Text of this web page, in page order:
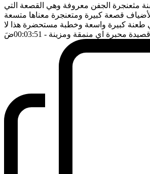
مثعنجرة الجفن معروفة وهي القصعة التي
قصعة كبيرة ومتعنجرة معناها متسعة
طعنة كبيرة واسعة وخطبة مستحضرة هذا لا
محبرة اي منمقة ومزينة - 00:03:51 ضَ